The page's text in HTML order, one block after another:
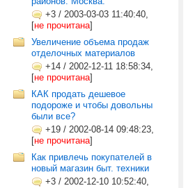
+3 / 2003-03-03 11:40:40,
[не прочитана]
Увеличение объема продаж
отделочных материалов
+14 / 2002-12-11 18:58:34,
[не прочитана]
КАК продать дешевое
подороже и чтобы довольны
были все?
+19 / 2002-08-14 09:48:23,
[не прочитана]
Как привлечь покупателей в
новый магазин быт. техники
+3 / 2002-12-10 10:52:40,